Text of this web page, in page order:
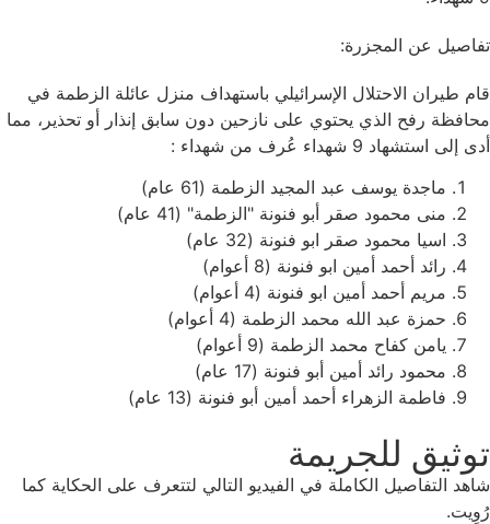
تفاصيل عن المجزرة:
قام طيران الاحتلال الإسرائيلي باستهداف منزل عائلة الزطمة في
محافظة رفح الذي يحتوي على نازحين دون سابق إنذار أو تحذير، مما
أدى إلى استشهاد 9 شهداء عُرف من شهداء :
ماجدة يوسف عبد المجيد الزطمة (61 عام)
منى محمود صقر أبو فنونة "الزطمة" (41 عام)
اسيا محمود صقر ابو فنونة (32 عام)
رائد أحمد أمين ابو فنونة (8 أعوام)
مريم أحمد أمين ابو فنونة (4 أعوام)
حمزة عبد الله محمد الزطمة (4 أعوام)
يامن كفاح محمد الزطمة (9 أعوام)
محمود رائد أمين أبو فنونة (17 عام)
فاطمة الزهراء أحمد أمين أبو فنونة (13 عام)
توثيق للجريمة
شاهد التفاصيل الكاملة في الفيديو التالي لتتعرف على الحكاية كما
رُوِيت.